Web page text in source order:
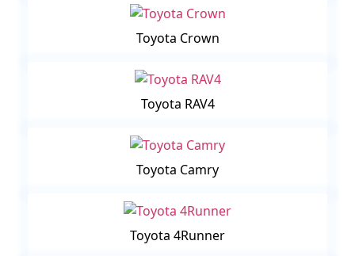
Toyota Crown
Toyota RAV4
Toyota Camry
Toyota 4Runner